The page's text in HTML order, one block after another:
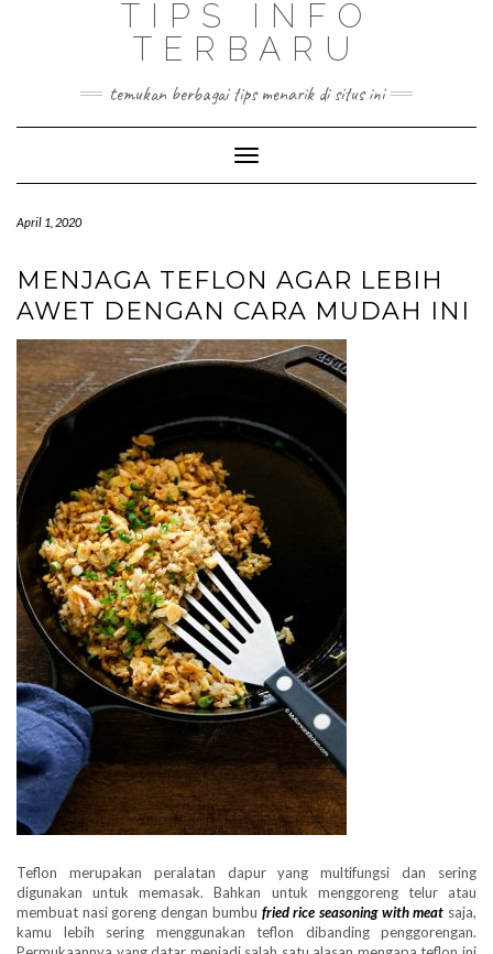
TIPS INFO
TERBARU
temukan berbagai tips menarik di situs ini
Toggle
Navigation
April 1, 2020
MENJAGA TEFLON AGAR LEBIH
AWET DENGAN CARA MUDAH INI
Teflon merupakan peralatan dapur yang multifungsi dan sering
digunakan untuk memasak. Bahkan untuk menggoreng telur atau
membuat nasi goreng dengan bumbu fried rice seasoning with meat saja,
kamu lebih sering menggunakan teflon dibanding penggorengan.